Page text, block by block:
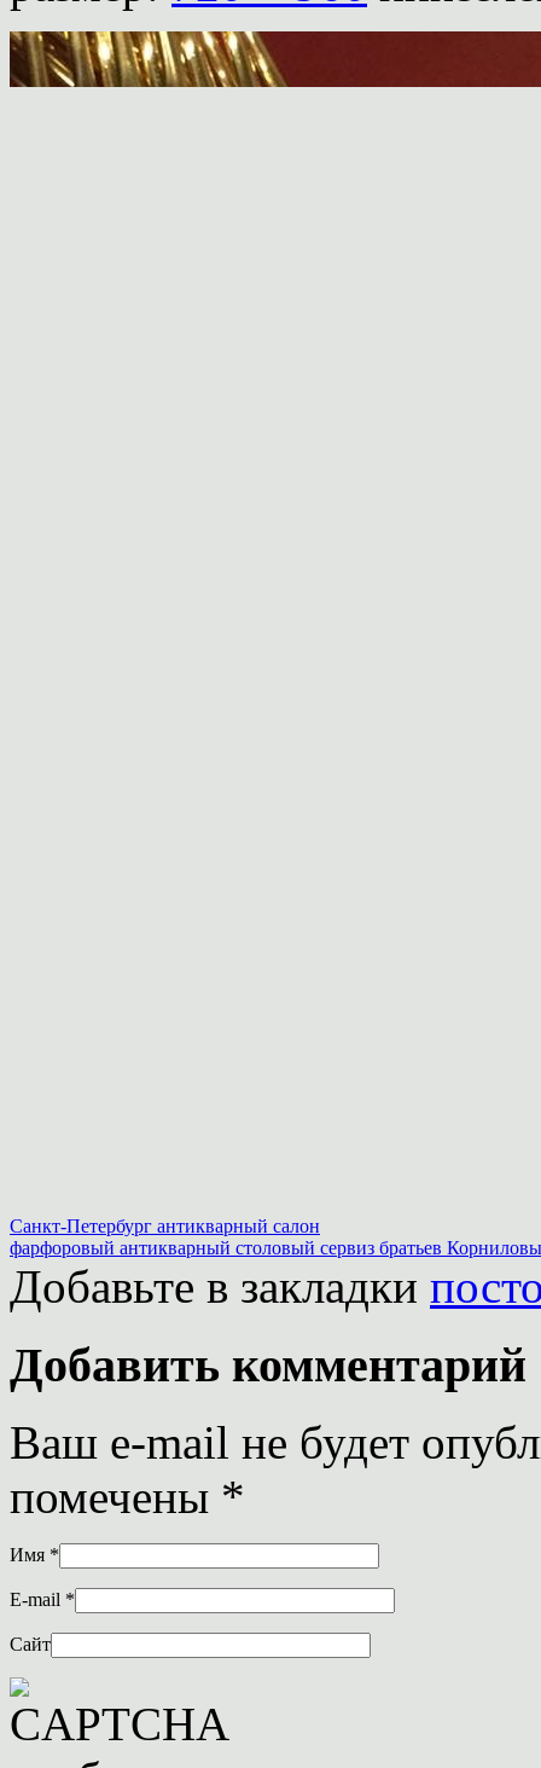
Санкт-Петербург антикварный салон
фарфоровый антикварный столовый сервиз братьев
Добавьте в закладки
Добавить комментарий
Ваш e-mail не будет
помечены *
Имя *
E-mail *
Сайт